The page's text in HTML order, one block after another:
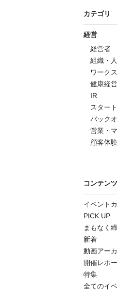
カテゴリ
経営
経営者
組織・
ワーク
健康経営
IR
スター
バック
営業・
顧客体験
コンテンツ
イベント
PICK UP
まもなく
新着
動画アー
開催レポ
特集
全てのイ